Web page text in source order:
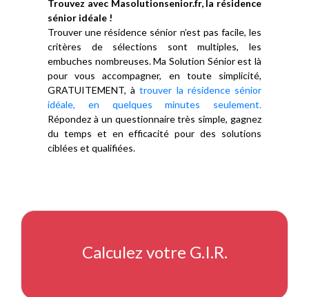
Trouvez avec Masolutionsenior.fr, la résidence
sénior idéale !
Trouver une résidence sénior n’est pas facile, les
critères de sélections sont multiples, les
embuches nombreuses. Ma Solution Sénior est là
pour vous accompagner, en toute simplicité,
GRATUITEMENT, àtrouver la résidence sénior
idéale, en quelques minutes seulement.
Répondez à un questionnaire très simple, gagnez
du temps et en efficacité pour des solutions
ciblées et qualifiées.
Calculez votre G.I.R.